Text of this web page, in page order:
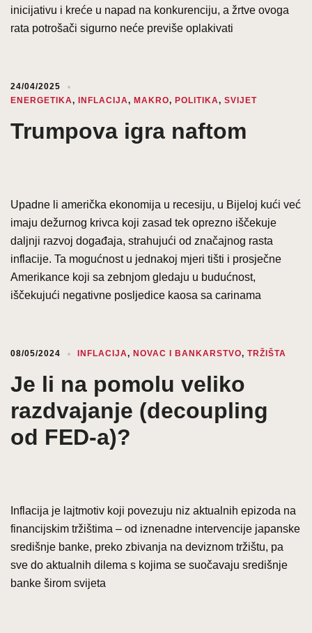
inicijativu i kreće u napad na konkurenciju, a žrtve ovoga
rata potrošači sigurno neće previše oplakivati
24/04/2025
ENERGETIKA, INFLACIJA, MAKRO, POLITIKA, SVIJET
Trumpova igra naftom
Upadne li američka ekonomija u recesiju, u Bijeloj kući već
imaju dežurnog krivca koji zasad tek oprezno iščekuje
daljnji razvoj događaja, strahujući od značajnog rasta
inflacije. Ta mogućnost u jednakoj mjeri tišti i prosječne
Amerikance koji sa zebnjom gledaju u budućnost,
iščekujući negativne posljedice kaosa sa carinama
08/05/2024 INFLACIJA, NOVAC I BANKARSTVO, TRŽIŠTA
Je li na pomolu veliko
razdvajanje (decoupling
od FED-a)?
Inflacija je lajtmotiv koji povezuju niz aktualnih epizoda na
financijskim tržištima – od iznenadne intervencije japanske
središnje banke, preko zbivanja na deviznom tržištu, pa
sve do aktualnih dilema s kojima se suočavaju središnje
banke širom svijeta